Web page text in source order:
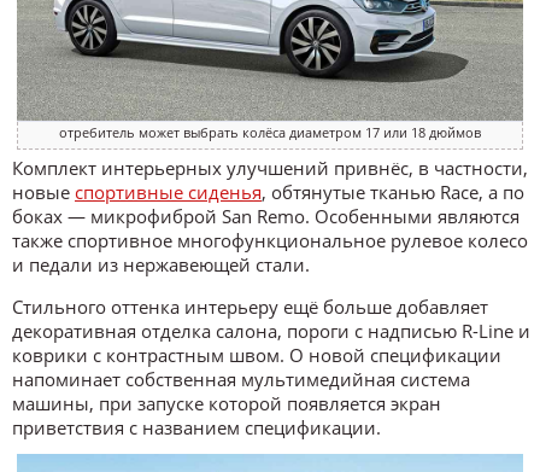
отребитель может выбрать колёса диаметром 17 или 18 дюймов
Комплект интерьерных улучшений привнёс, в частности,
новые спортивные сиденья, обтянутые тканью Race, а по
боках — микрофиброй San Remo. Особенными являются
также спортивное многофункциональное рулевое колесо
и педали из нержавеющей стали.
Стильного оттенка интерьеру ещё больше добавляет
декоративная отделка салона, пороги с надписью R-Line и
коврики с контрастным швом. О новой спецификации
напоминает собственная мультимедийная система
машины, при запуске которой появляется экран
приветствия с названием спецификации.